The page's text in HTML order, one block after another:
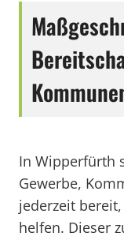
In Wipperfürth
Gewerbe,
jederzeit
helfen. Dieser